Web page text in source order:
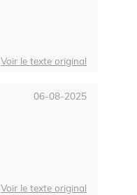
Voir le texte original
06-08-2025
Voir le texte original